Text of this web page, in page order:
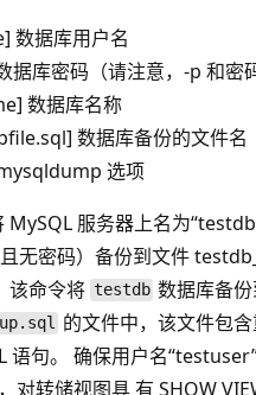
数据库用户名
据库密码（请注意，-p 和密
数据库名称
数据库备份的文件名
选项
MySQL 服务器上名为
无密码）备份到文件
该命令将 testdb 数据库备
的文件中，该文件包
语句。 确保用户名
对转储视图具 有 SHOW